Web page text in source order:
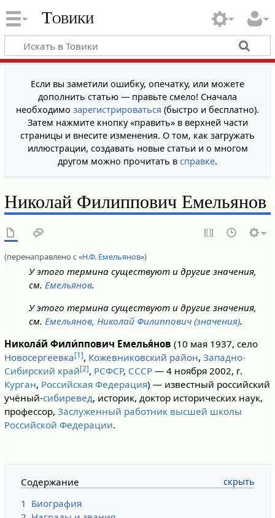
Товики
Если вы заметили ошибку, опечатку, или можете
дополнить статью — правьте смело! Сначала
необходимо зарегистрироваться (быстро и бесплатно).
Затем нажмите кнопку «править» в верхней части
страницы и внесите изменения. О том, как загружать
иллюстрации, создавать новые статьи и о многом
другом можно прочитать в справке.
Николай Филиппович Емельянов
(перенаправлено с «Н.Ф. Емельянов»)
У этого термина существуют и другие значения,
см. Емельянов.
У этого термина существуют и другие значения,
см. Емельянов, Николай Филиппович (значения).
Никола́й Фили́ппович Емелья́нов (10 мая 1937, село
Новосергеевка[1], Кожевниковский район, Западно-
Сибирский край[2], РСФСР, СССР— 4 ноября 2002, г.
Курган, Российская Федерация) ― известный российский
учёный-сибиревед, историк, доктор исторических наук,
профессор, Заслуженный работник высшей школы
Российской Федерации.
Содержание
1 Биография